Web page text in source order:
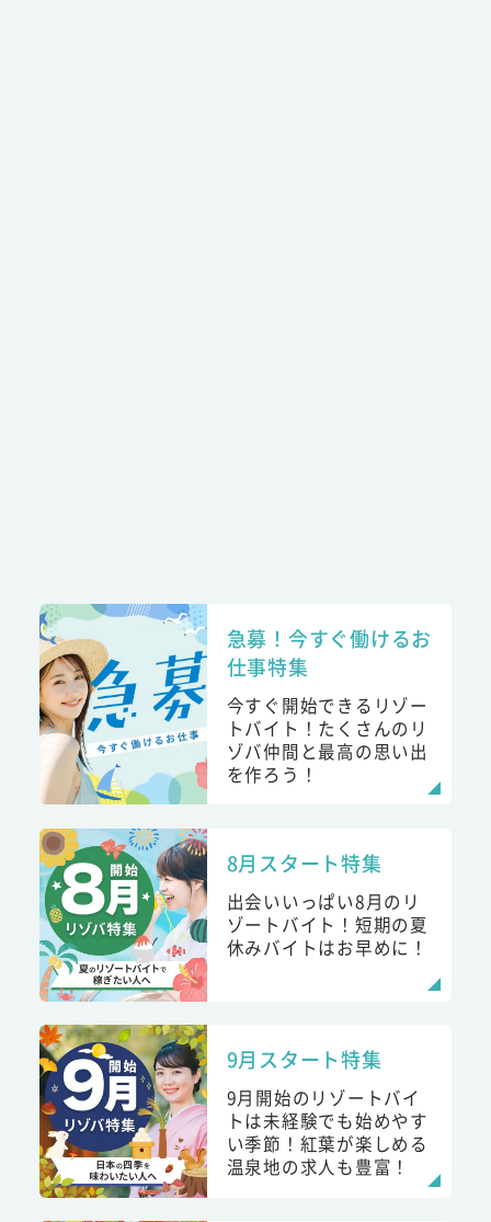
急募！今すぐ働けるお
仕事特集
今すぐ開始できるリゾー
トバイト！たくさんのリ
ゾバ仲間と最高の思い出
を作ろう！
8月スタート特集
出会いいっぱい8月のリ
ゾートバイト！短期の夏
休みバイトはお早めに！
9月スタート特集
9月開始のリゾートバイ
トは未経験でも始めやす
い季節！紅葉が楽しめる
温泉地の求人も豊富！